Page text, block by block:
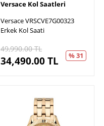
Versace Kol Saatleri
Versace VRSCVE7G00323
Erkek Kol Saati
49,990.00TL
34,490.00TL % 31